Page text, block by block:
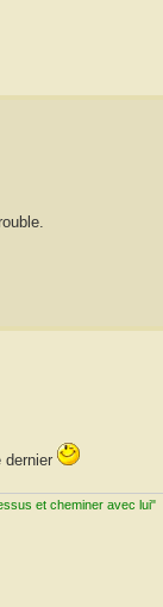
dernier
et cheminer avec lui"